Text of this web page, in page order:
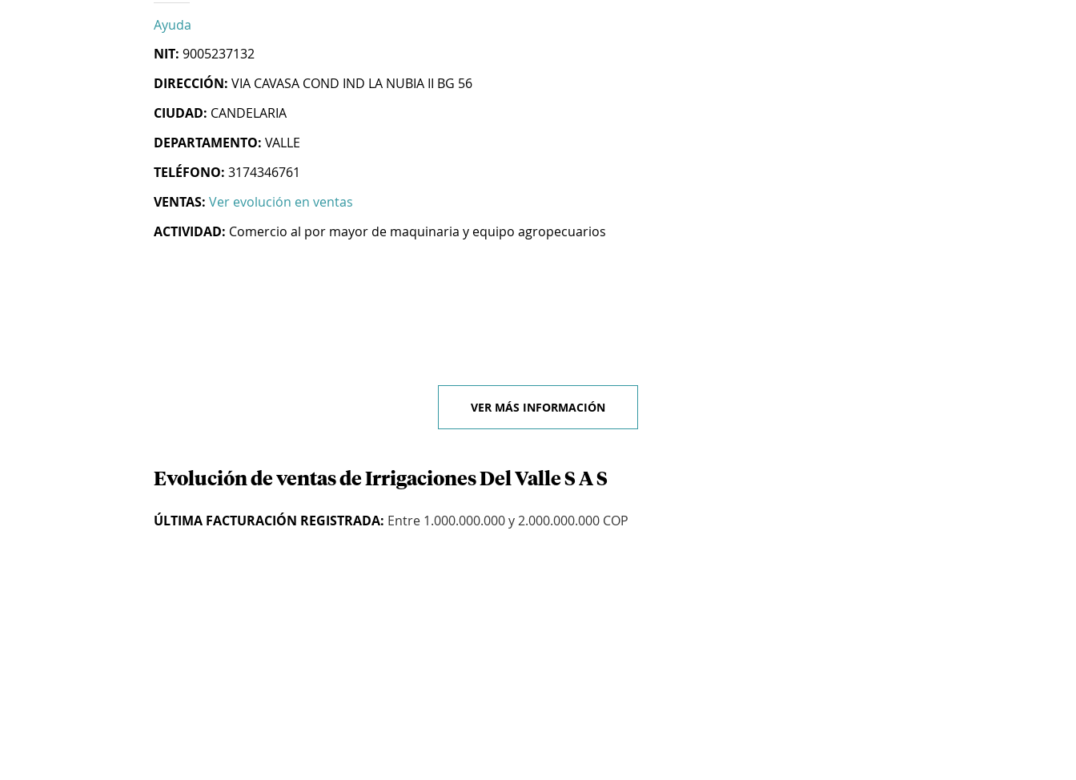
Ayuda
NIT: 9005237132
DIRECCIÓN: VIA CAVASA COND IND LA NUBIA II BG 56
CIUDAD: CANDELARIA
DEPARTAMENTO: VALLE
TELÉFONO: 3174346761
VENTAS: Ver evolución en ventas
ACTIVIDAD: Comercio al por mayor de maquinaria y equipo agropecuarios
VER MÁS INFORMACIÓN
Evolución de ventas de Irrigaciones Del Valle S A S
ÚLTIMA FACTURACIÓN REGISTRADA: Entre 1.000.000.000 y 2.000.000.000 COP